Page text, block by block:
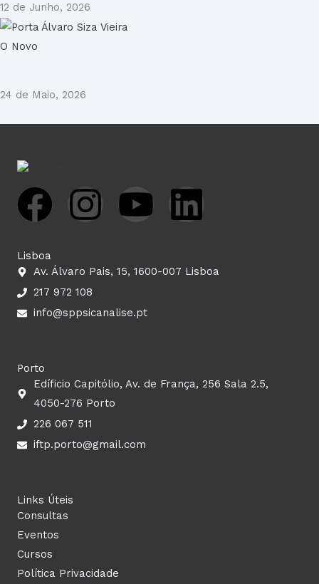
12 de Junho, 2026
O Novo
24 de Maio, 2026
F
c
e
o
o
k
I
s
t
g
r
a
Y
u
t
b
L
n
d
Lisboa
Av. Álvaro Pais, 15, 1600-007 Lisboa
217 972 108
info@sppsicanalise.pt
Porto
Edíficio Capitólio, Av. de França, 256 Sala 2.5,
4050-276 Porto
226 067 511
iftp.porto@gmail.com
Links Úteis
Consultas
Eventos
Cursos
Política Privacidade